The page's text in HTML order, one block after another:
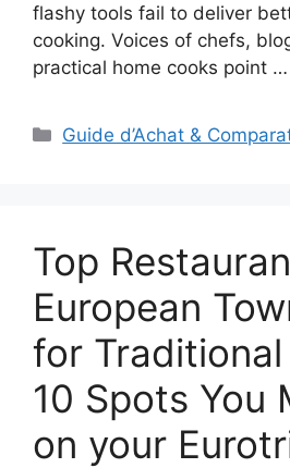
flashy tools fail to deliver
cooking. Voices of chefs,
practical home cooks point …
Categories
Guide d’Achat &
Top
European
for
10 Spots You
on your